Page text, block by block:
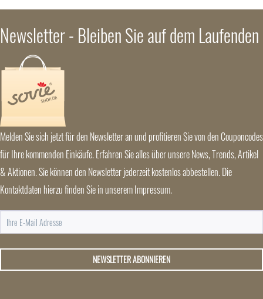
Newsletter - Bleiben Sie auf dem Laufenden
Melden Sie sich jetzt für den Newsletter an und profitieren Sie von den Couponcodes
für Ihre kommenden Einkäufe. Erfahren Sie alles über unsere News, Trends, Artikel
& Aktionen. Sie können den Newsletter jederzeit kostenlos abbestellen. Die
Kontaktdaten hierzu finden Sie in unserem Impressum.
NEWSLETTER ABONNIEREN